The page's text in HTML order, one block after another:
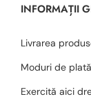
INFORMAȚII
Livrarea
Moduri de plată
Exercită aici